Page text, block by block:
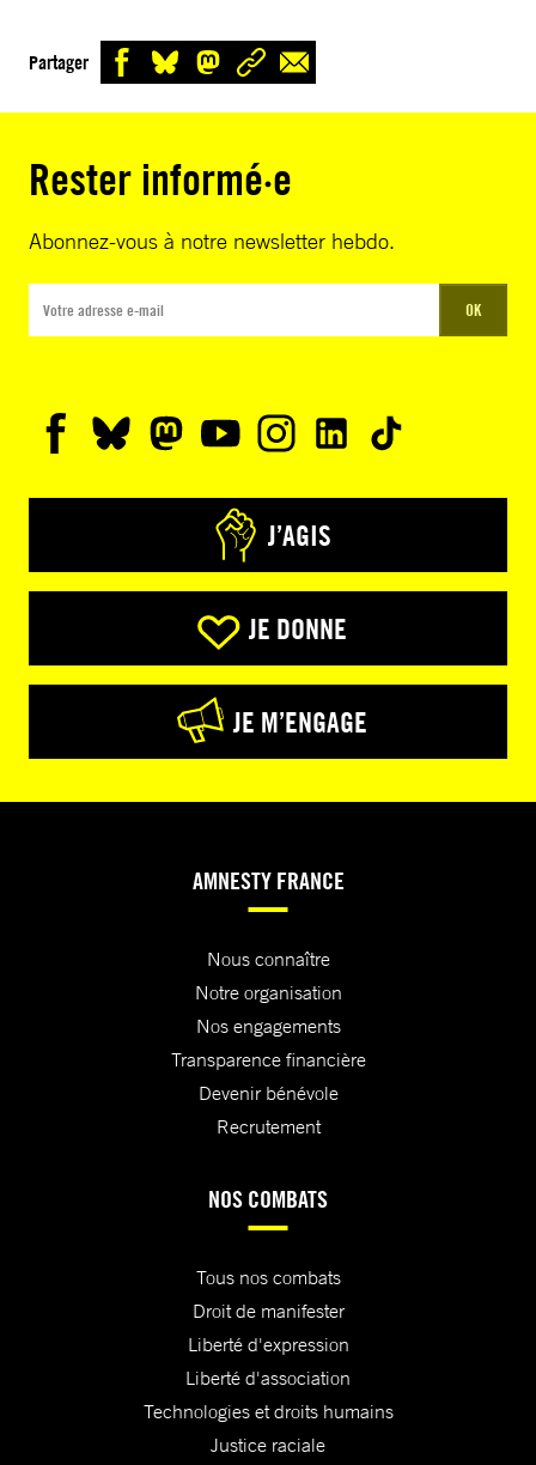
Partager
Rester informé·e
Abonnez-vous à notre newsletter hebdo.
OK
J’AGIS
JE DONNE
JE M’ENGAGE
AMNESTY FRANCE
Nous connaître
Notre organisation
Nos engagements
Transparence financière
Devenir bénévole
Recrutement
NOS COMBATS
Tous nos combats
Droit de manifester
Liberté d'expression
Liberté d'association
Technologies et droits humains
Justice raciale